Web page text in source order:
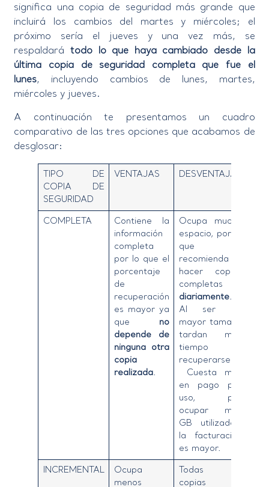
significa una copia de seguridad más grande que
incluirá los cambios del martes y miércoles; el
próximo sería el jueves y una vez más, se
respaldarátodo lo que haya cambiado desde la
última copia de seguridad completa que fue el
lunes, incluyendo cambios de lunes, martes,
miércoles y jueves.
A continuación te presentamos un cuadro
comparativo de las tres opciones que acabamos de
desglosar:
TIPO DE
COPIA DE
SEGURIDAD
VENTAJAS DESVENTAJAS
COMPLETA
Contiene la
información
completa
por lo que el
porcentaje
de
recuperación
es mayor ya
que no
depende de
ninguna otra
copia
realizada.
Ocupa mucho
espacio, por lo
que se
recomienda
hacer copias
completas
diariamente.
Al ser de
mayor tamaño
tardan más
tiempo en
recuperarse.
Cuesta más
en pago por
uso, por
ocupar más
GB utilizados,
la facturación
es mayor.
INCREMENTAL
Ocupa
menos
Todas las
copias de